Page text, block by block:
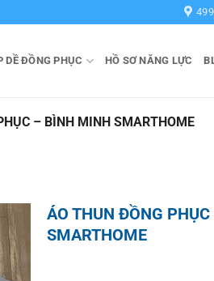
DỀ ĐỒNG PHỤC HỒ SƠ NĂNG LỰC
– BÌNH MINH SMARTHOME
ÁO THUN ĐỒNG
SMARTHOME